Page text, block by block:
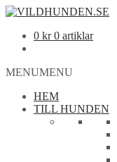
0 kr 0 artiklar
MENUMENU
HEM
TILL HUNDEN